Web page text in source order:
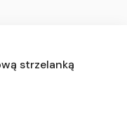
strzelanką